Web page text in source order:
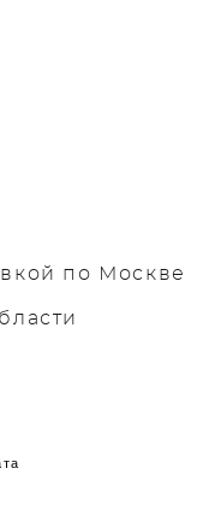
по Москве